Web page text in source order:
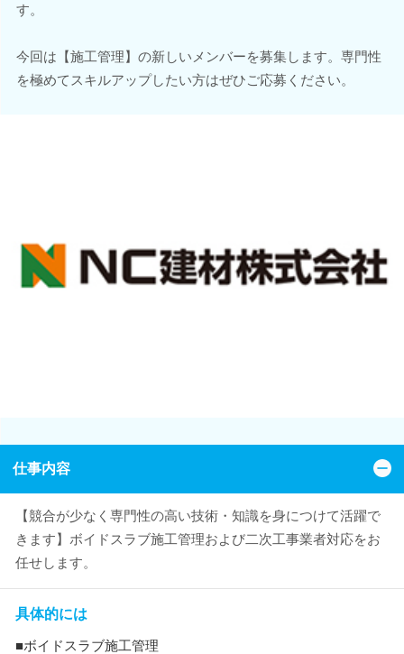
す。
今回は【施工管理】の新しいメンバーを募集します。専門性
を極めてスキルアップしたい方はぜひご応募ください。
仕事内容
【競合が少なく専門性の高い技術・知識を身につけて活躍で
きます】ボイドスラブ施工管理および二次工事業者対応をお
任せします。
具体的には
■ボイドスラブ施工管理